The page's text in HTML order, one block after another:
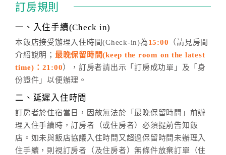
話方式異動訂單。
※非客服時間之申辦異動，皆為次日計算及辦理。
五、客服時間
週一至週日，上午9:00～晚上6:00
六、聯絡方式
(07)9682715 。
訂房規則
一、入住手續(Check in)
本飯店接受辦理入住時間(Check-in)為15:00 （請見房間
介紹說明； 最晚保留時間(keep the room on the latest
time)：21:00），訂房者請出示「訂房成功單」及「身
份證件」以便辦理。
二、延遲入住時間
訂房者於住宿當日，因故無法於「最晚保留時間」前辦
理入住手續時，訂房者（或住房者）必須提前告知飯
店。如未與飯店協議入住時間又超過保留時間未辦理入
住手續，則視訂房者（及住房者）無條件放棄訂單（住